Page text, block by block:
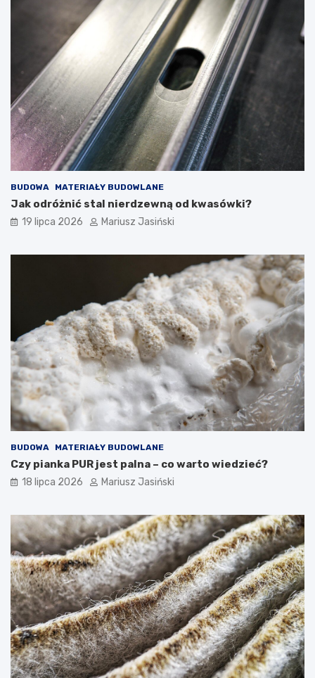
BUDOWA MATERIAŁY BUDOWLANE
Jak odróżnić stal nierdzewną od kwasówki?
19 lipca 2026 Mariusz Jasiński
BUDOWA MATERIAŁY BUDOWLANE
Czy pianka PUR jest palna – co warto wiedzieć?
18 lipca 2026 Mariusz Jasiński